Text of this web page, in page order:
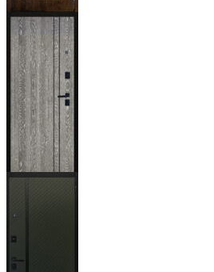
Магистр
Дуб кантри
тёмный